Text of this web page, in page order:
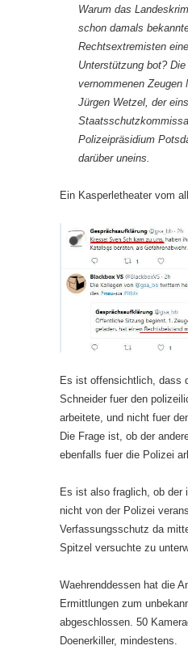
Warum das
schon damals
Rechtsextremisten
Unterstützung bot?
vernommenen Zeugen
Jürgen Wetzel, der
Polizeipräsidium
darüber uneins.
Ein Kasperletheater vom
Es ist offensichtlich, dass
Schneider fuer den
arbeitete, und nicht fuer
Die Frage ist, ob der
ebenfalls fuer die Polizei
Es ist also fraglich, ob der
nicht von der Polizei
Verfassungsschutz da
Spitzel versuchte zu
Waehrenddessen hat die
Ermittlungen zum
abgeschlossen. 50
Doenerkiller, mindestens.